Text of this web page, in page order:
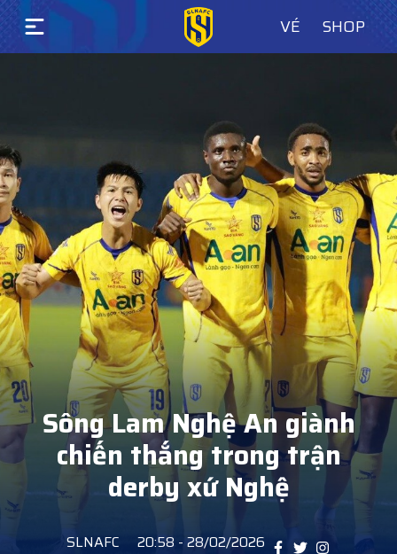
VÉ SHOP
Sông Lam Nghệ An giành
chiến thắng trong trận
derby xứ Nghệ
SLNAFC 20:58 - 28/02/2026